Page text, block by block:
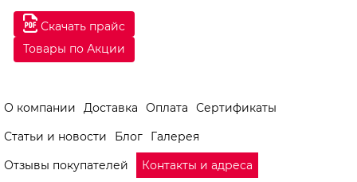
Скачать прайс
Товары по Акции
О компании Доставка Оплата
Сертификаты
Статьи и новости
Блог
Галерея
Отзывы покупателей
Контакты и адреса